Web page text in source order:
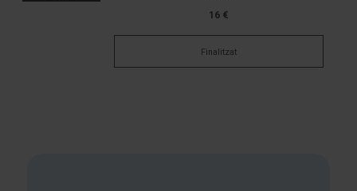
16 €
Finalitzat